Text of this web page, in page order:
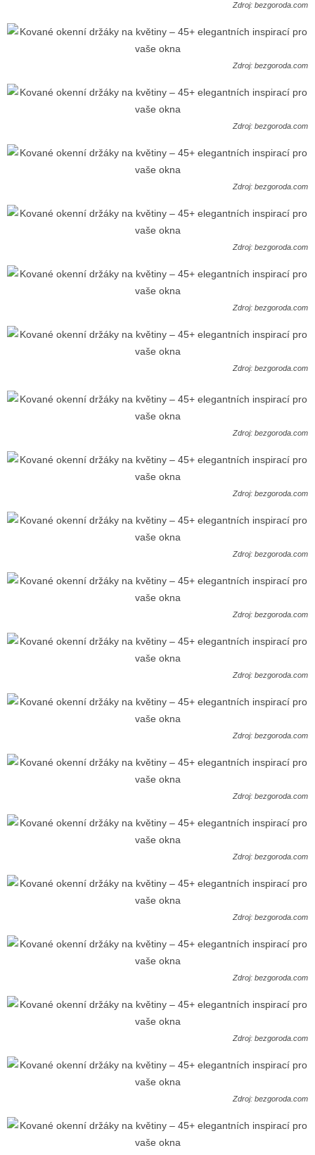
Zdroj: bezgoroda.com
Zdroj: bezgoroda.com
Zdroj: bezgoroda.com
Zdroj: bezgoroda.com
Zdroj: bezgoroda.com
Zdroj: bezgoroda.com
Zdroj: bezgoroda.com
Zdroj: bezgoroda.com
Zdroj: bezgoroda.com
Zdroj: bezgoroda.com
Zdroj: bezgoroda.com
Zdroj: bezgoroda.com
Zdroj: bezgoroda.com
Zdroj: bezgoroda.com
Zdroj: bezgoroda.com
Zdroj: bezgoroda.com
Zdroj: bezgoroda.com
Zdroj: bezgoroda.com
Zdroj: bezgoroda.com